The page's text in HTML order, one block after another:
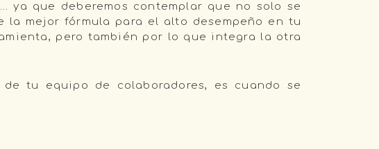
ya que deberemos contemplar que no solo se
mejor fórmula para el alto desempeño en tu
pero también por lo que integra la otra
tu equipo de colaboradores, es cuando se